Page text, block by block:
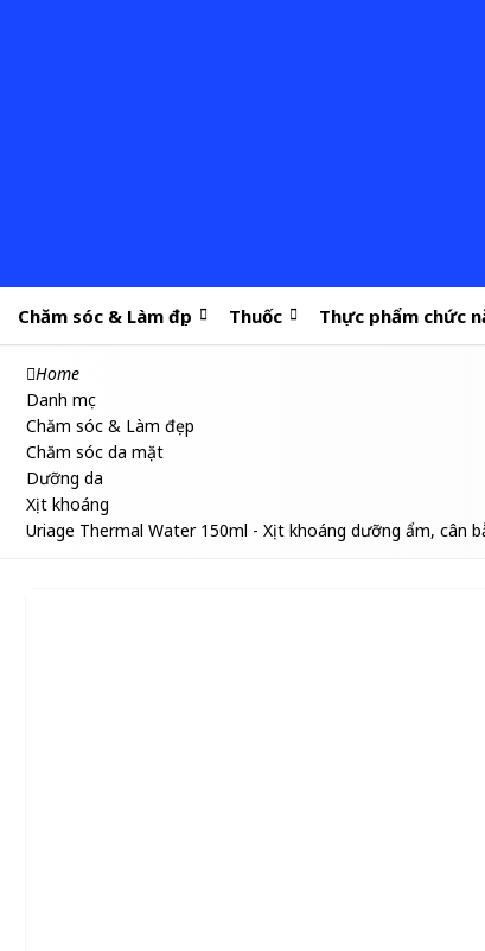
Chăm sóc & Làm đẹp Thuốc Thực phẩm chức
Home
Danh mục
Chăm sóc & Làm đẹp
Chăm sóc da mặt
Dưỡng da
Xịt khoáng
Uriage Thermal Water 150ml - Xịt khoáng dưỡng ẩm, cân